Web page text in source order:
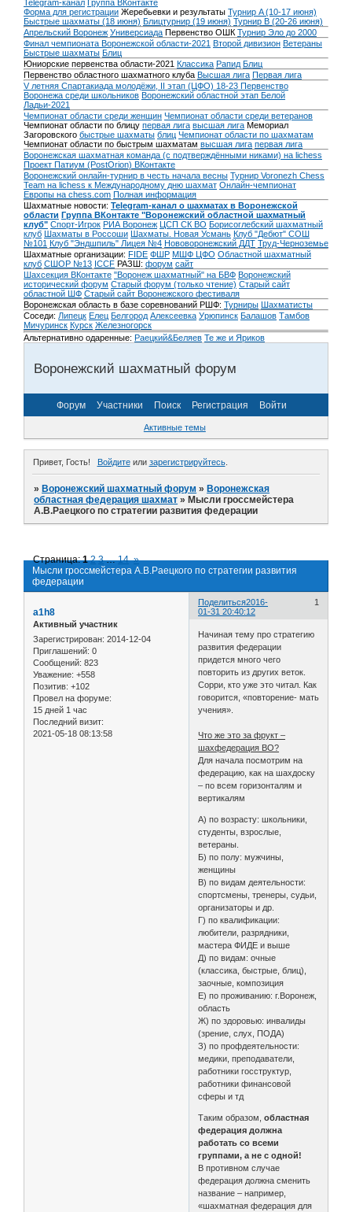
Telegram-канал Группа ВКонтакте
Форма для регистрации Жеребьевки и результаты Турнир A (10-17 июня)
Быстрые шахматы (18 июня) Блицтурнир (19 июня) Турнир B (20-26 июня)
Апрельский Воронеж Универсиада Первенство ОШК Турнир Эло до 2000
Финал чемпионата Воронежской области-2021 Второй дивизион Ветераны
Быстрые шахматы Блиц
Юниорские первенства области-2021 Классика Рапид Блиц
Первенство областного шахматного клуба Высшая лига Первая лига
V летняя Спартакиада молодёжи, II этап (ЦФО) 18-23 Первенство
Воронежа среди школьников Воронежский областной этап Белой
Ладьи-2021
Чемпионат области среди женщин Чемпионат области среди ветеранов
Чемпионат области по блицу первая лига высшая лига Мемориал
Загоровского быстрые шахматы блиц Чемпионат области по шахматам
Чемпионат области по быстрым шахматам высшая лига первая лига
Воронежская шахматная команда (с подтверждёнными никами) на lichess
Проект Патиум (PostOrion) ВКонтакте
Воронежский онлайн-турнир в честь начала весны Турнир Voronezh Chess
Team на lichess к Международному дню шахмат Онлайн-чемпионат
Европы на chess.com Полная информация
Шахматные новости: Telegram-канал о шахматах в Воронежской
области Группа ВКонтакте "Воронежский областной шахматный
клуб" Спорт-Игрок РИА Воронеж ЦСП СК ВО Борисоглебский шахматный
клуб Шахматы в Россоши Шахматы. Новая Усмань Клуб "Дебют" СОШ
№101 Клуб "Эндшпиль" Лицея №4 Нововоронежский ДДТ Труд-Черноземье
Шахматные организации: FIDE ФШР МШФ ЦФО Областной шахматный
клуб СШОР №13 ICCF РАЗШ: форум сайт
Шахсекция ВКонтакте "Воронеж шахматный" на БВФ Воронежский
исторический форум Cтарый форум (только чтение) Старый сайт
областной ШФ Старый сайт Воронежского фестиваля
Воронежская область в базе соревнований РШФ: Турниры Шахматисты
Соседи: Липецк Елец Белгород Алексеевка Урюпинск Балашов Тамбов
Мичуринск Курск Железногорск
Альтернативно одаренные: Раецкий&Беляев Те же и Яриков
Воронежский шахматный форум
Форум Участники Поиск Регистрация Войти
Активные темы
Привет, Гость! Войдитеили зарегистрируйтесь.
»Воронежский шахматный форум »Воронежская
областная федерация шахмат »Мысли гроссмейстера
А.В.Раецкого по стратегии развития федерации
Мысли гроссмейстера А.В.Раецкого по стратегии развития
федерации
Страница:1 2 3 … 14 »
Поделиться 1
2016-
01-31 20:40:12
a1h8
Активный участник
Зарегистрирован: 2014-12-04
Приглашений: 0
Сообщений: 823
Уважение: +558
Позитив: +102
Провел на форуме:
15 дней 1 час
Последний визит:
2021-05-18 08:13:58
Начиная тему про стратегию
развития федерации
придется много чего
повторить из других веток.
Сорри, кто уже это читал. Как
говорится, «повторение- мать
учения».
Что же это за фрукт –
шахфедерация ВО?
Для начала посмотрим на
федерацию, как на шахдоску
– по всем горизонталям и
вертикалям
А) по возрасту: школьники,
студенты, взрослые,
ветераны.
Б) по полу: мужчины,
женщины
В) по видам деятельности:
спортсмены, тренеры, судьи,
организаторы и др.
Г) по квалификации:
любители, разрядники,
мастера ФИДЕ и выше
Д) по видам: очные
(классика, быстрые, блиц),
заочные, композиция
Е) по проживанию: г.Воронеж,
область
Ж) по здоровью: инвалиды
(зрение, слух, ПОДА)
З) по профдеятельности:
медики, преподаватели,
работники госструктур,
работники финансовой
сферы и тд
Таким образом,областная
федерация должна
работать со всеми
группами, а не с одной!
В противном случае
федерация должна сменить
название – например,
«шахматная федерация для